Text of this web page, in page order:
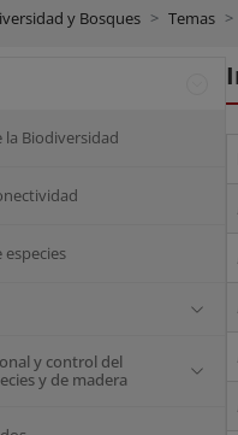
y Bosques Temas
la Biodiversidad
especies
y control del
y de madera